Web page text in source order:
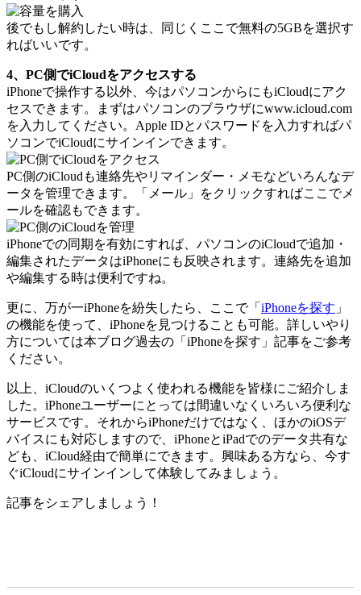
後でもし解約したい時は、同じくここで無料の5GBを選択す
ればいいです。
4、PC側でiCloudをアクセスする
iPhoneで操作する以外、今はパソコンからにもiCloudにアク
セスできます。まずはパソコンのブラウザにwww.icloud.com
を入力してください。Apple IDとパスワードを入力すればパ
ソコンでiCloudにサインインできます。
PC側のiCloudも連絡先やリマインダー・メモなどいろんなデ
ータを管理できます。「メール」をクリックすればここでメ
ールを確認もできます。
iPhoneでの同期を有効にすれば、パソコンのiCloudで追加・
編集されたデータはiPhoneにも反映されます。連絡先を追加
や編集する時は便利ですね。
更に、万が一iPhoneを紛失したら、ここで「 iPhoneを探す 」
の機能を使って、iPhoneを見つけることも可能。詳しいやり
方については本ブログ過去の「iPhoneを探す」記事をご参考
ください。
以上、iCloudのいくつよく使われる機能を皆様にご紹介しま
した。iPhoneユーザーにとっては間違いなくいろいろ便利な
サービスです。それからiPhoneだけではなく、ほかのiOSデ
バイスにも対応しますので、iPhoneとiPadでのデータ共有な
ども、iCloud経由で簡単にできます。興味ある方なら、今す
ぐiCloudにサインインして体験してみましょう。
記事をシェアしましょう！